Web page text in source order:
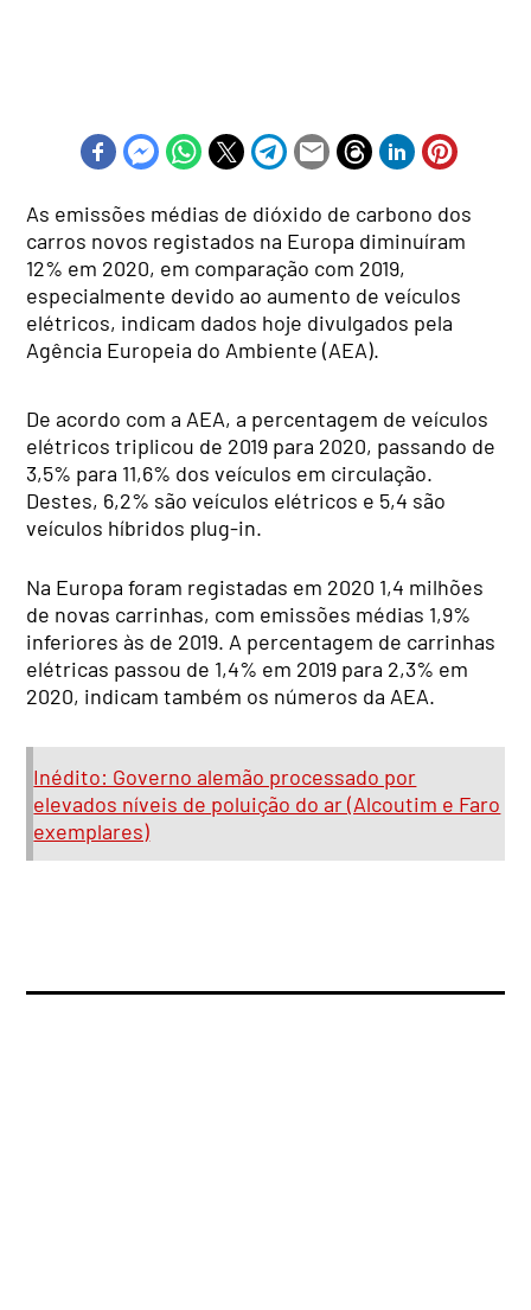
As emissões médias de dióxido de carbono dos
carros novos registados na Europa diminuíram
12% em 2020, em comparação com 2019,
especialmente devido ao aumento de veículos
elétricos, indicam dados hoje divulgados pela
Agência Europeia do Ambiente (AEA).
De acordo com a AEA, a percentagem de veículos
elétricos triplicou de 2019 para 2020, passando de
3,5% para 11,6% dos veículos em circulação.
Destes, 6,2% são veículos elétricos e 5,4 são
veículos híbridos plug-in.
Na Europa foram registadas em 2020 1,4 milhões
de novas carrinhas, com emissões médias 1,9%
inferiores às de 2019. A percentagem de carrinhas
elétricas passou de 1,4% em 2019 para 2,3% em
2020, indicam também os números da AEA.
Inédito: Governo alemão processado por
elevados níveis de poluição do ar (Alcoutim e Faro
exemplares)